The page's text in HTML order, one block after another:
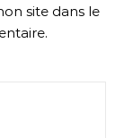
site dans le